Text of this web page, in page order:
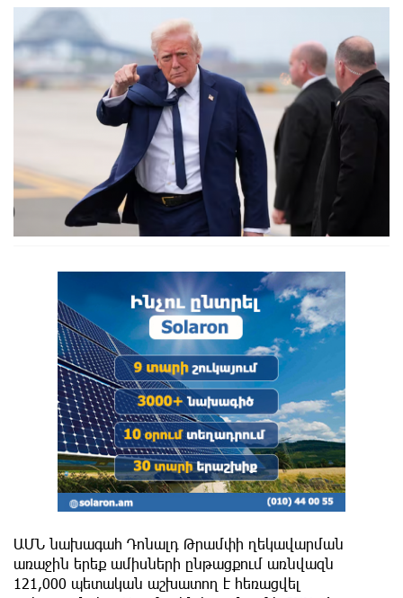
ԱՄՆ նախագահ Դոնալդ Թրամփի ղեկավարման
առաջին երեք ամիսների ընթացքում առնվազն
121,000 պետական ​​աշխատող է հեռացվել